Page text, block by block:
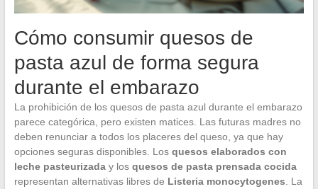
Cómo consumir quesos de
pasta azul de forma segura
durante el embarazo
La prohibición de los quesos de pasta azul durante el embarazo
parece categórica, pero existen matices. Las futuras madres no
deben renunciar a todos los placeres del queso, ya que hay
opciones seguras disponibles. Los quesos elaborados con
leche pasteurizaday los quesos de pasta prensada cocida
representan alternativas libres de Listeria monocytogenes . La